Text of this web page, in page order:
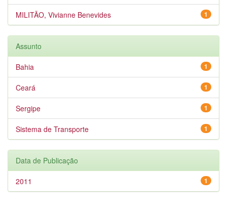
1
MILITÃO, Vivianne Benevides
Assunto
1
Bahia
1
Ceará
1
Sergipe
1
Sistema de Transporte
Data de Publicação
1
2011